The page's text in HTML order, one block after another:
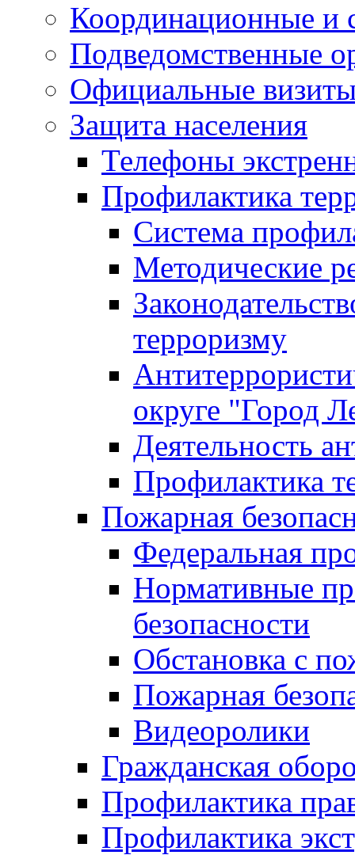
Координационные и
Подведомственные
Официальные
Защита населения
Телефоны
Профилактика
Система
Методические
терроризму
округе "Город
Деятельность
Профилактика
Пожарная
Федеральная
Нормативные
безопасности
Обстановка с
Пожарная
Видеоролики
Гражданская
Профилактика
Профилактика